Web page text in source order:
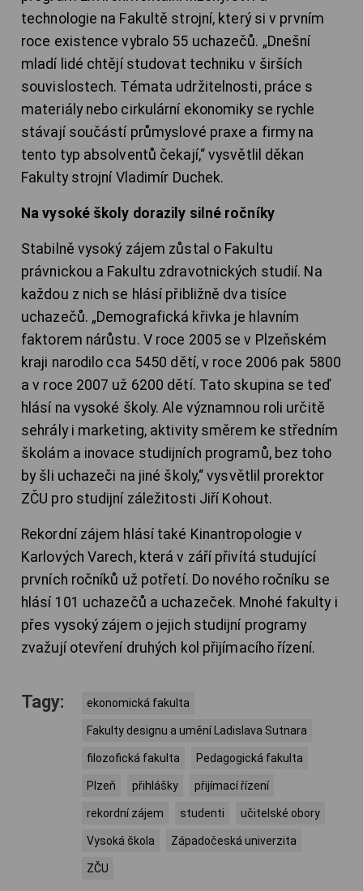
technologie na Fakultě strojní, který si v prvním
roce existence vybralo 55 uchazečů. „Dnešní
mladí lidé chtějí studovat techniku v širších
souvislostech. Témata udržitelnosti, práce s
materiály nebo cirkulární ekonomiky se rychle
stávají součástí průmyslové praxe a firmy na
tento typ absolventů čekají,“ vysvětlil děkan
Fakulty strojní Vladimír Duchek.
Na vysoké školy dorazily silné ročníky
Stabilně vysoký zájem zůstal o Fakultu
právnickou a Fakultu zdravotnických studií. Na
každou z nich se hlásí přibližně dva tisíce
uchazečů. „Demografická křivka je hlavním
faktorem nárůstu. V roce 2005 se v Plzeňském
kraji narodilo cca 5450 dětí, v roce 2006 pak 5800
a v roce 2007 už 6200 dětí. Tato skupina se teď
hlásí na vysoké školy. Ale významnou roli určitě
sehrály i marketing, aktivity směrem ke středním
školám a inovace studijních programů, bez toho
by šli uchazeči na jiné školy,“ vysvětlil prorektor
ZČU pro studijní záležitosti Jiří Kohout.
Rekordní zájem hlásí také Kinantropologie v
Karlových Varech, která v září přivítá studující
prvních ročníků už potřetí. Do nového ročníku se
hlásí 101 uchazečů a uchazeček. Mnohé fakulty i
přes vysoký zájem o jejich studijní programy
zvažují otevření druhých kol přijímacího řízení.
Tagy: ekonomická fakulta
Fakulty designu a umění Ladislava Sutnara
filozofická fakulta Pedagogická fakulta
Plzeň přihlášky přijímací řízení
rekordní zájem studenti učitelské obory
Vysoká škola Západočeská univerzita
ZČU